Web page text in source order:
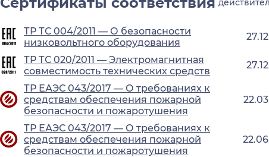
ТР ТС 004/2011 — О безопасности
низковольтного оборудования
ТР ТС 020/2011 — Электромагнитная
совместимость технических средств
ТР ЕАЭС 043/2017 — О требованиях к
средствам обеспечения пожарной
безопасности и пожаротушения
ТР ЕАЭС 043/2017 — О требованиях к
средствам обеспечения пожарной
безопасности и пожаротушения